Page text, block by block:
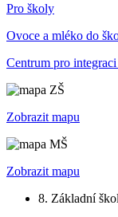
Pro školy
Ovoce a mléko do
Centrum pro
Zobrazit mapu
Zobrazit mapu
8. Základní